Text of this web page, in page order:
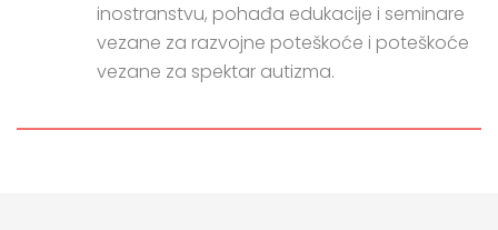
inostranstvu, pohađa edukacije i seminare
vezane za razvojne poteškoće i poteškoće
vezane za spektar autizma.